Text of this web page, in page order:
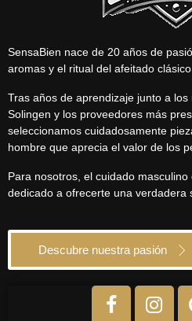
SensaBien nace de 20 años de
aromas y el ritual del afeitado clásico.
Tras años de aprendizaje junto a
Solingen y los proveedores más
seleccionamos cuidadosamente
hombre que aprecia el valor de los
Para nosotros, el cuidado
dedicado a ofrecerte una verdadera
Descubre nuestra pasión